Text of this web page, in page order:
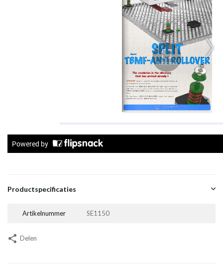
Productspecificaties
Artikelnummer SE1150
Delen